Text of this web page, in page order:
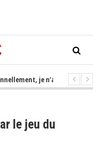
je n’ai aucun soucis à
le jeu du